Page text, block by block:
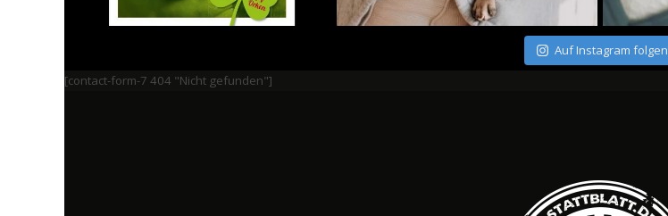
Auf Instagram folgen
[contact-form-7 404 "Nicht gefunden"]